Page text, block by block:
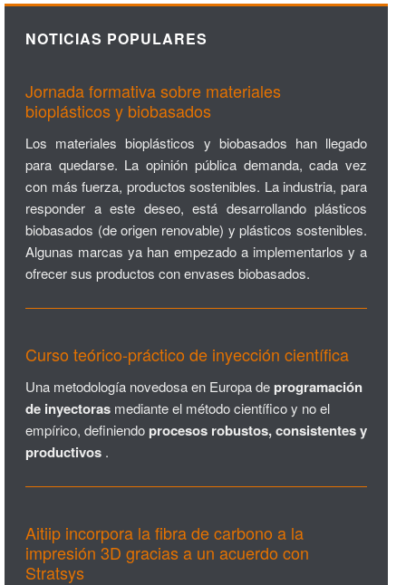
NOTICIAS POPULARES
Jornada formativa sobre materiales
bioplásticos y biobasados
Los materiales bioplásticos y biobasados han llegado
para quedarse. La opinión pública demanda, cada vez
con más fuerza, productos sostenibles. La industria, para
responder a este deseo, está desarrollando plásticos
biobasados (de origen renovable) y plásticos sostenibles.
Algunas marcas ya han empezado a implementarlos y a
ofrecer sus productos con envases biobasados.
Curso teórico-práctico de inyección científica
Una metodología novedosa en Europa deprogramación
de inyectoras mediante el método científico y no el
empírico, definiendoprocesos robustos, consistentes y
productivos .
Aitiip incorpora la fibra de carbono a la
impresión 3D gracias a un acuerdo con
Stratsys